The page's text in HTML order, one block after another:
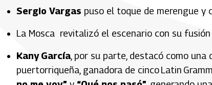
Sergio Vargas puso el toque de merengue y
La Mosca revitalizó el escenario con su
Kany García , por su parte, destacó como
puertorriqueña, ganadora de cinco Latin